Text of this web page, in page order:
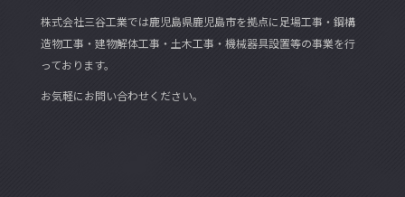
株式会社三谷工業では鹿児島県鹿児島市を拠点に足場工事・鋼構
造物工事・建物解体工事・土木工事・機械器具設置等の事業を行
っております。
お気軽にお問い合わせください。